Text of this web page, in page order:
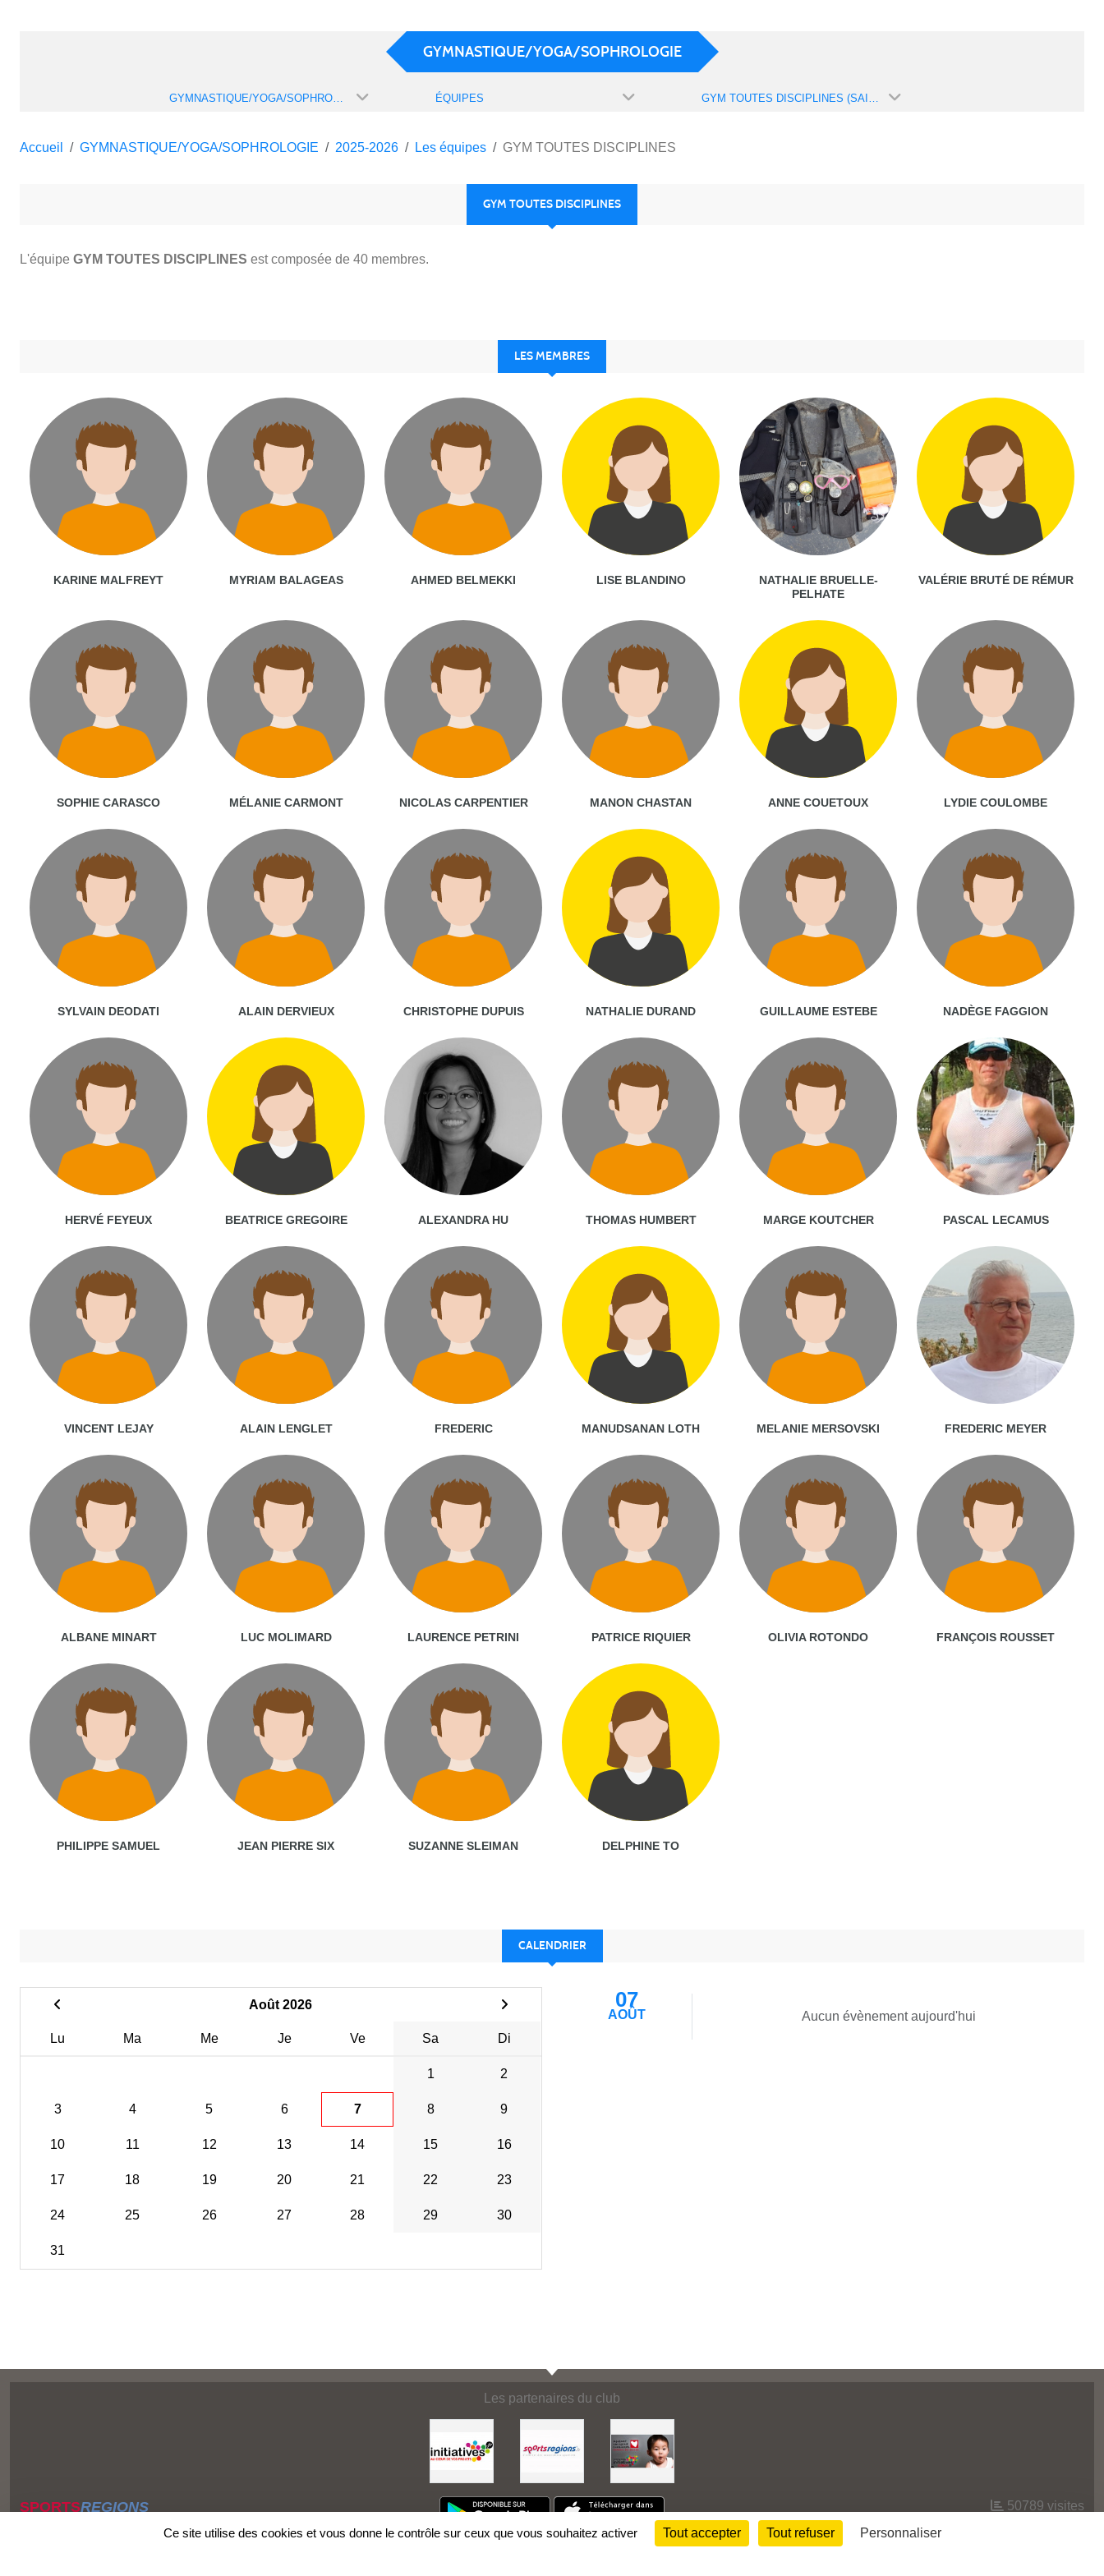
GYMNASTIQUE/YOGA/SOPHROLOGIE
ÉQUIPES
Accueil GYMNASTIQUE/YOGA/SOPHROLOGIE 2025-2026 Les équipes GYM TOUTES DISCIPLINES
GYM TOUTES DISCIPLINES
L'équipe GYM TOUTES DISCIPLINES est composée de 40 membres.
LES MEMBRES
KARINE MALFREYT MYRIAM BALAGEAS AHMED BELMEKKI LISE BLANDINO
NATHALIE BRUELLE-
PELHATE
VALÉRIE BRUTÉ DE RÉMUR
SOPHIE CARASCO MÉLANIE CARMONT NICOLAS CARPENTIER MANON CHASTAN ANNE COUETOUX LYDIE COULOMBE
SYLVAIN DEODATI ALAIN DERVIEUX CHRISTOPHE DUPUIS NATHALIE DURAND GUILLAUME ESTEBE NADÈGE FAGGION
HERVÉ FEYEUX BEATRICE GREGOIRE ALEXANDRA HU THOMAS HUMBERT MARGE KOUTCHER PASCAL LECAMUS
VINCENT LEJAY ALAIN LENGLET FREDERIC MANUDSANAN LOTH MELANIE MERSOVSKI FREDERIC MEYER
ALBANE MINART LUC MOLIMARD LAURENCE PETRINI PATRICE RIQUIER OLIVIA ROTONDO FRANÇOIS ROUSSET
PHILIPPE SAMUEL JEAN PIERRE SIX SUZANNE SLEIMAN DELPHINE TO
CALENDRIER
Août 2026
Lu Ma Me Je Ve Sa Di
1 2
3 4 5 6 7 8 9
10 11 12 13 14 15 16
17 18 19 20 21 22 23
24 25 26 27 28 29 30
31
07
AOÛT Aucun évènement aujourd'hui
Les partenaires du club
SPORTSREGIONS 50789 visites
Ce site utilise des cookies et vous donne le contrôle sur ceux que vous souhaitez activer Tout accepter Tout refuser Personnaliser